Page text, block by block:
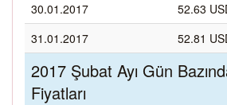
30.01.2017
52.63
31.01.2017
52.81
2017 Şubat Ayı Gün
Fiyatları